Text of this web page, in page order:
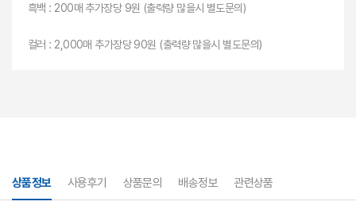
흑백 : 200매 추가장당 9원 (출력량 많을시 별도문의)
컬러 : 2,000매 추가장당 90원 (출력량 많을시 별도문의)
상품정보 사용후기 상품문의 배송정보 관련상품